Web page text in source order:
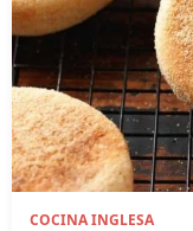
COCINA INGLESA